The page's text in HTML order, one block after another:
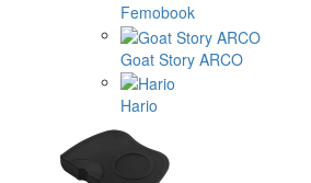
Femobook
Goat Story ARCO
Hario